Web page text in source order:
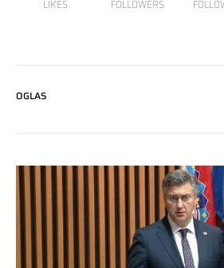
LIKES FOLLOWERS
OGLAS